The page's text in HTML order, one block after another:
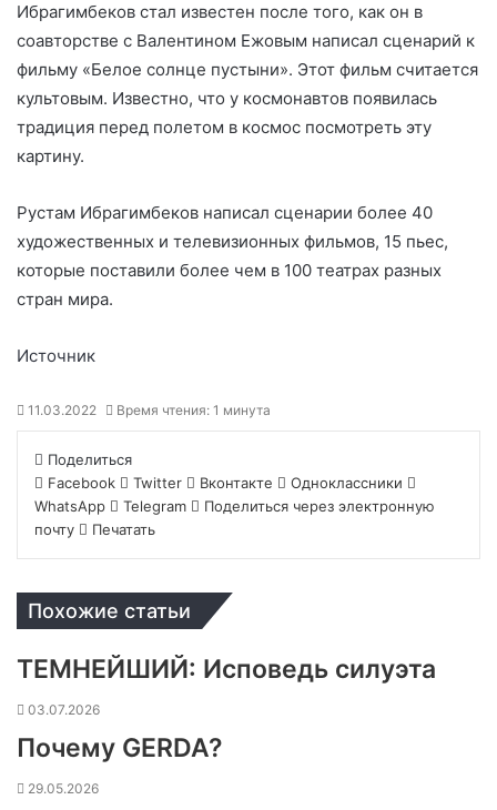
Ибрагимбеков стал известен после того, как он в
соавторстве с Валентином Ежовым написал сценарий к
фильму «Белое солнце пустыни». Этот фильм считается
культовым. Известно, что у космонавтов появилась
традиция перед полетом в космос посмотреть эту
картину.
Рустам Ибрагимбеков написал сценарии более 40
художественных и телевизионных фильмов, 15 пьес,
которые поставили более чем в 100 театрах разных
стран мира.
Источник
11.03.2022 Время чтения: 1 минута
Поделиться
Facebook
Twitter Вконтакте
Одноклассники
WhatsApp
Telegram
Поделиться через электронную
почту
Печатать
Похожие статьи
ТЕМНЕЙШИЙ: Исповедь силуэта
03.07.2026
Почему GERDA?
29.05.2026